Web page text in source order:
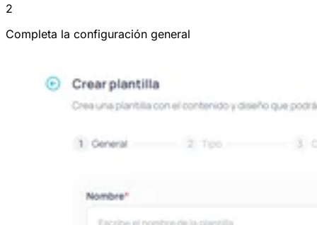
2
Completa la configuración general